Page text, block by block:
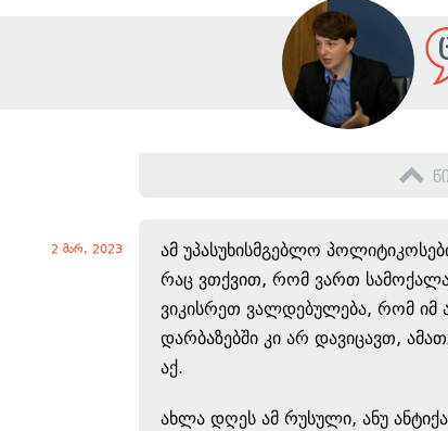
2 მარ, 2023
ამ უპასუხისმგებლო
რაც ვთქვით, რომ ვართ
ვიკისრეთ ვალდებულება, რომ
დარბაზებში კი არ დავიცავთ,
აქ.
ახლა დღეს ამ რუსული, ანუ